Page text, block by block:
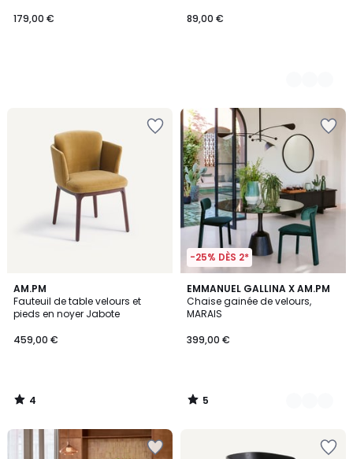
179,00 €
89,00 €
AM.PM
Fauteuil de table velours et
pieds en noyer Jabote
459,00 €
4
/
5
4
/
-25% DÈS 2*
EMMANUEL GALLINA X AM.PM
Chaise gainée de velours,
MARAIS
399,00 €
5
/
5
2
Couleurs
5
/